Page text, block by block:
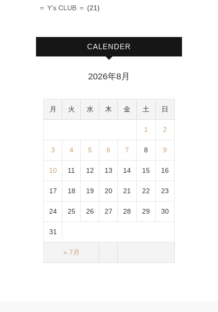
＝ Y‘s CLUB ＝ (21)
CALENDER
2026年8月
月 火 水 木 金 土 日
« 7月
1 2
3 4 5 6 7 8 9
10 11 12 13 14 15 16
17 18 19 20 21 22 23
24 25 26 27 28 29 30
31